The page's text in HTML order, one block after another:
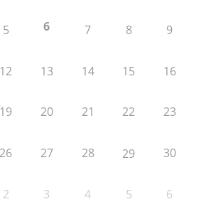
5 6 7 8 9
12 13 14 15 16
19 20 21 22 23
26 27 28 29 30
2 3 4 5 6